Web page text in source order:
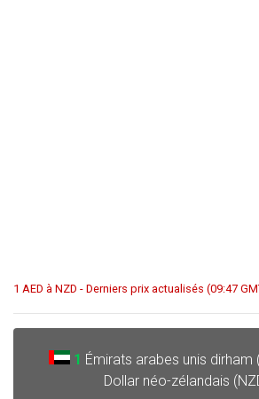
1 AED à NZD - Derniers prix actualisés (09:47
1 Émirats arabes unis dirham
Dollar néo-zélandais